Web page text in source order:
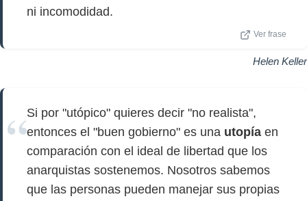
ni incomodidad.
Ver frase
Helen Keller
Si por "utópico" quieres decir "no realista",
entonces el "buen gobierno" es una utopía en
comparación con el ideal de libertad que los
anarquistas sostenemos. Nosotros sabemos
que las personas pueden manejar sus propias